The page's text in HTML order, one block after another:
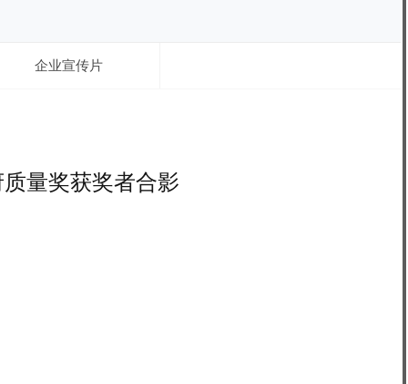
企业宣传片
量奖获奖者合影